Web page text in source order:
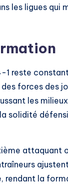
les ligues qui
reste
forces des
les
solidité
attaquant
rendant la